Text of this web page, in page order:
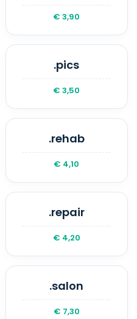
€ 3,90
.pics
€ 3,50
.rehab
€ 4,10
.repair
€ 4,20
.salon
€ 7,30